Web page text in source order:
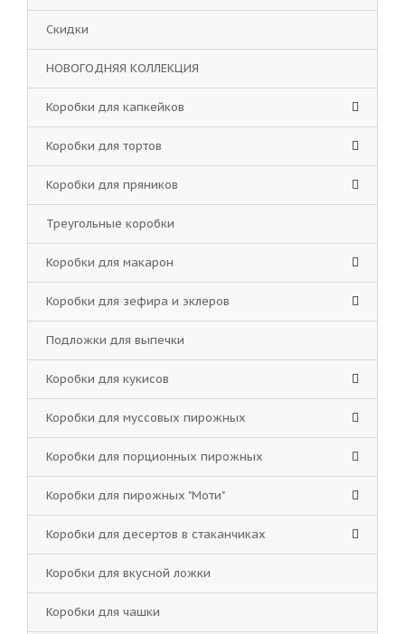
Скидки
НОВОГОДНЯЯ КОЛЛЕКЦИЯ
Коробки для капкейков
Коробки для тортов
Коробки для пряников
Треугольные коробки
Коробки для макарон
Коробки для зефира и эклеров
Подложки для выпечки
Коробки для кукисов
Коробки для муссовых пирожных
Коробки для порционных пирожных
Коробки для пирожных "Моти"
Коробки для десертов в стаканчиках
Коробки для вкусной ложки
Коробки для чашки